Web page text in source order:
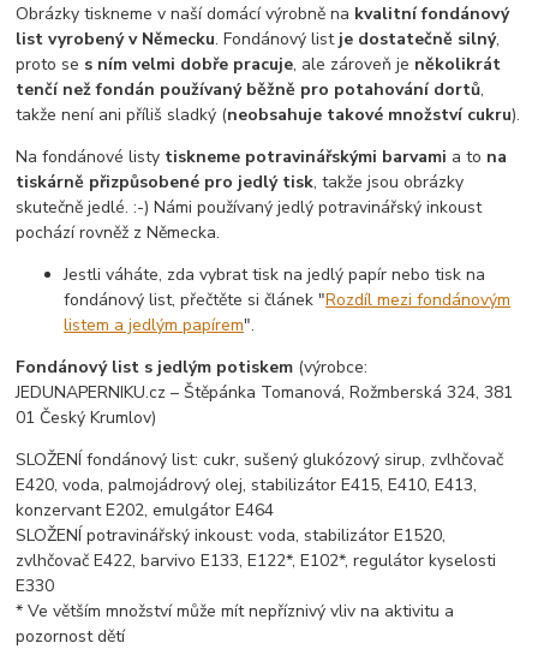
Obrázky tiskneme v naší domácí výrobně na kvalitní fondánový
list vyrobený v Německu. Fondánový list je dostatečně silný,
proto se s ním velmi dobře pracuje, ale zároveň je několikrát
tenčí než fondán používaný běžně pro potahování dortů,
takže není ani příliš sladký (neobsahuje takové množství cukru).
Na fondánové listy tiskneme potravinářskými barvami a to na
tiskárně přizpůsobené pro jedlý tisk, takže jsou obrázky
skutečně jedlé. :-) Námi používaný jedlý potravinářský inkoust
pochází rovněž z Německa.
Jestli váháte, zda vybrat tisk na jedlý papír nebo tisk na
fondánový list, přečtěte si článek "Rozdíl mezi fondánovým
listem a jedlým papírem".
Fondánový list s jedlým potiskem (výrobce:
JEDUNAPERNIKU.cz – Štěpánka Tomanová, Rožmberská 324, 381
01 Český Krumlov)
SLOŽENÍ fondánový list: cukr, sušený glukózový sirup, zvlhčovač
E420, voda, palmojádrový olej, stabilizátor E415, E410, E413,
konzervant E202, emulgátor E464
SLOŽENÍ potravinářský inkoust: voda, stabilizátor E1520,
zvlhčovač E422, barvivo E133, E122*, E102*, regulátor kyselosti
E330
* Ve větším množství může mít nepříznivý vliv na aktivitu a
pozornost dětí